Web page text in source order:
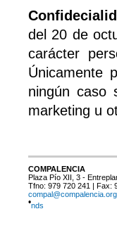
del 20 de
carácter
Únicamente
ningún caso
marketing u
COMPALENCIA
Plaza Pío XII, 3 -
Tfno: 979 720 241 | Fax:
compal@compalencia.org
•nds